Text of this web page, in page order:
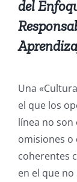
del
Una
el que los
línea no son
omisiones o
coherentes
en el que